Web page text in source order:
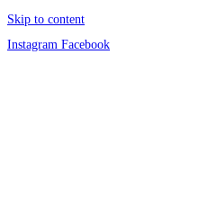
Skip to content
Instagram Facebook